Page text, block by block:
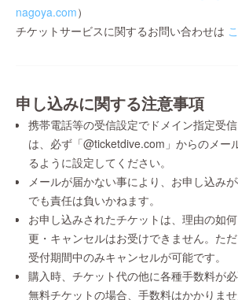
nagoya.com）
チケットサービスに関するお問い合わせは
申し込みに関する注意事項
携帯電話等の受信設定でドメイン指定受
は、必ず「@ticketdive.com」からのメー
るように設定してください。
メールが届かない事により、お申し込み
でも責任は負いかねます。
お申し込みされたチケットは、理由の如
更・キャンセルはお受けできません。た
受付期間中のみキャンセルが可能です。
購入時、チケット代の他に各種手数料が
無料チケットの場合、手数料はかかりませ